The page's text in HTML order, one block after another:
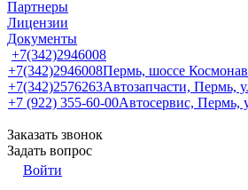
Партнеры
Лицензии
Документы
+7(342)2946008
+7(342)2946008Пермь, шоссе
+7(342)2576263Автозапчасти, Пермь,
+7 (922) 355-60-00Автосервис, Пермь,
Заказать звонок
Задать вопрос
Войти